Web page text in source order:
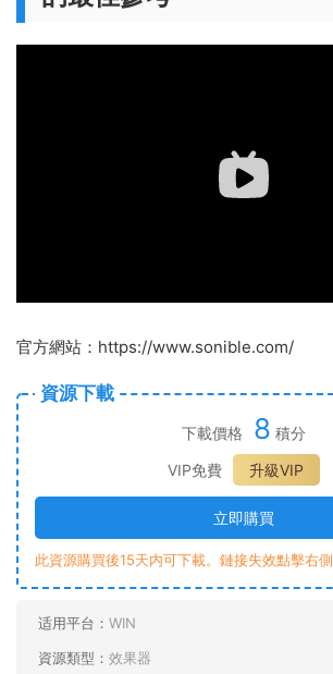
官方網站：https://www.sonible.com/
資源下載
下載價格 8 積分
VIP免費
升級VIP
立即購買
此資源購買後15天内可下載。鏈接失效點擊右
适用平台： WIN
資源類型： 效果器